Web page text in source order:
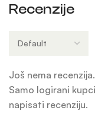
Recenzije
Još nema recenzija.
Samo logirani
napisati recenziju.